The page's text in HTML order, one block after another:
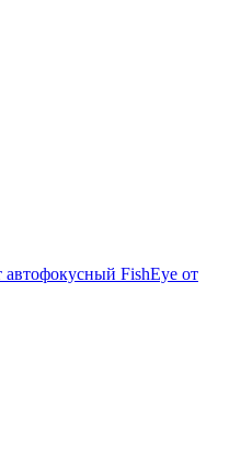
автофокусный FishEye от